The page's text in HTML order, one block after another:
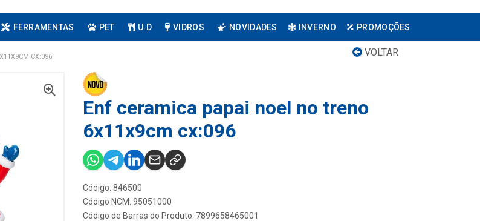
FERRAMENTAS PET U.D VIDROS NOVIDADES INVERNO PROMOÇÕES
VOLTAR
CX:096
Enf ceramica papai noel no treno
6x11x9cm cx:096
Código: 846500
Código NCM: 95051000
Código de Barras do Produto: 7899658465001